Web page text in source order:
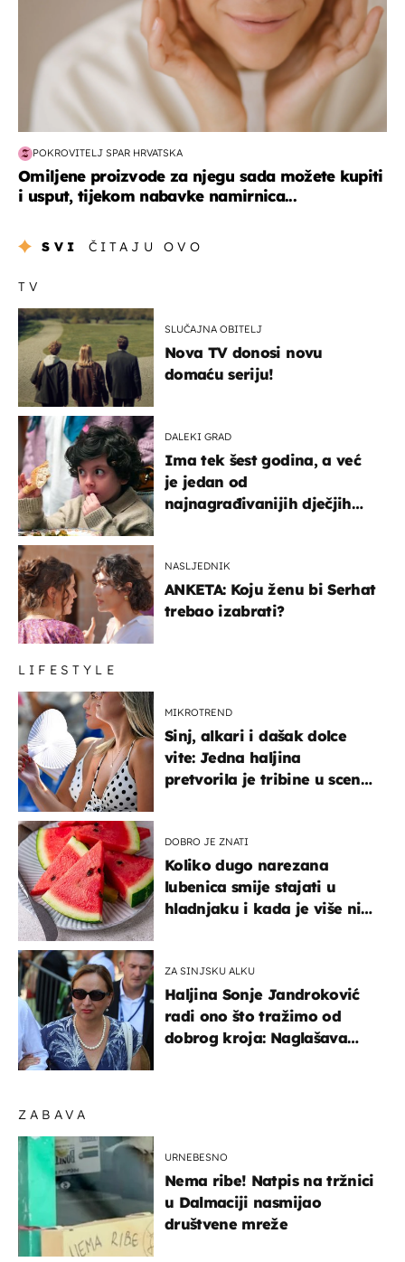
POKROVITELJ SPAR HRVATSKA
Omiljene proizvode za njegu sada možete kupiti
i usput, tijekom nabavke namirnica...
SVI ČITAJU OVO
ZABAVA
URNEBESNO
Nema ribe! Natpis na tržnici
u Dalmaciji nasmijao
društvene mreže
TV
SLUČAJNA OBITELJ
Nova TV donosi novu
domaću seriju!
DALEKI GRAD
Ima tek šest godina, a već
je jedan od
najnagrađivanijih dječjih
NASLJEDNIK
ANKETA: Koju ženu bi Serhat
trebao izabrati?
LIFESTYLE
MIKROTREND
Sinj, alkari i dašak dolce
vite: Jedna haljina
pretvorila je tribine u scenu
DOBRO JE ZNATI
Koliko dugo narezana
lubenica smije stajati u
hladnjaku i kada je više nije
ZA SINJSKU ALKU
Haljina Sonje Jandroković
radi ono što tražimo od
dobrog kroja: Naglašava